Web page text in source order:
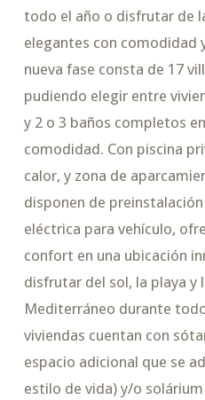
todo el año o disfrutar de
elegantes con comodidad
nueva fase consta de 17
pudiendo elegir entre
y 2 o 3 baños completos
comodidad. Con piscina
calor, y zona de
disponen de
eléctrica para vehículo,
confort en una ubicación
disfrutar del sol, la playa y
Mediterráneo durante
viviendas cuentan con
espacio adicional que se
estilo de vida) y/o